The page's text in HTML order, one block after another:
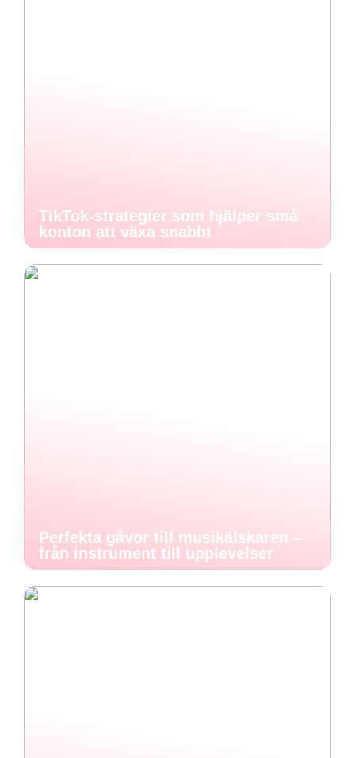
TikTok-strategier som hjälper små
konton att växa snabbt
Perfekta gåvor till musikälskaren –
från instrument till upplevelser